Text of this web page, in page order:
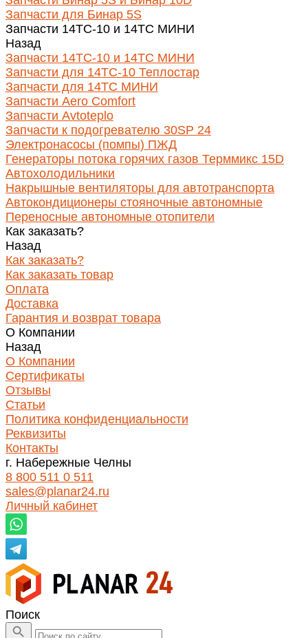
Запчасти для Бинар 5S
Запчасти 14ТС-10 и 14ТС МИНИ
Назад
Запчасти 14ТС-10 и 14ТС МИНИ
Запчасти для 14ТС-10 Теплостар
Запчасти для 14ТС МИНИ
Запчасти Aero Comfort
Запчасти Avtoteplo
Запчасти к подогревателю 30SP 24
Электронасосы (помпы) ПЖД
Генераторы потока горячих газов Терммикс 15D
Автохолодильники
Накрышные вентиляторы для автотранспорта
Автокондиционеры стояночные автономные
Переносные автономные отопители
Как заказать?
Назад
Как заказать?
Как заказать товар
Оплата
Доставка
Гарантия и возврат товара
О Компании
Назад
О Компании
Сертификаты
Отзывы
Статьи
Политика конфиденциальности
Реквизиты
Контакты
г. Набережные Челны
8 800 511 0 511
sales@planar24.ru
Личный кабинет
Поиск